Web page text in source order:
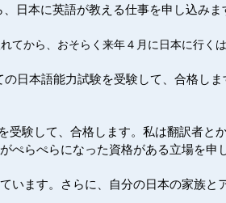
日本に英語が教える仕事を申し込みま
てから、おそらく来年４月に日本に行く
日本語能力試験を受験して、合格し
受験して、合格します。私は翻訳者と
ぺらぺらになった資格がある立場を申
ます。さらに、自分の日本の家族と